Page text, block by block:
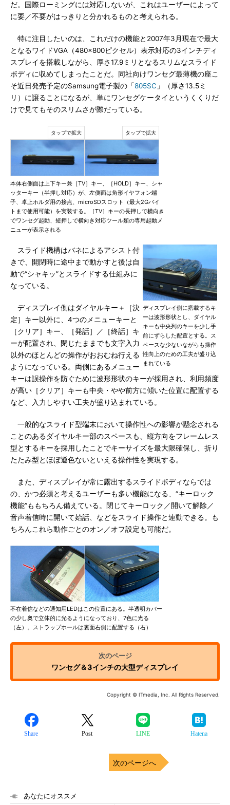
だ。国際ローミングには対応しないが、これはユーザーによって
に要／不要がはっきりと分かれるものと考えられる。
特に注目したいのは、これだけの機能と2007年3月現在で最大
となるワイドVGA（480×800ピクセル）表示対応の3インチディ
スプレイを搭載しながら、厚さ17.9ミリとなるスリムなスライド
ボディに収めてしまったことだ。同社向けワンセグ最薄機の座こ
そ近日発売予定のSamsung電子製の「805SC 」（厚さ13.5ミ
リ）に譲ることになるが、単にワンセグケータイというくくりだ
けで見てもそのスリムさが際だっている。
本体右側面は上下キー兼［TV］キー、［HOLD］キー、シャ
ッターキー（半押し対応）が、左側面は角形イヤフォン端
子、卓上ホルダ用の接点、microSDスロット（最大2Gバイ
トまで使用可能）を実装する。［TV］キーの長押しで横向き
でワンセグ起動、短押しで横向き対応ツール類の専用起動メ
ニューが表示される
ディスプレイ側に搭載するキ
ーは波形形状とし、ダイヤル
キーも中央列のキーを少し手
前にずらした配置とする。ス
ペースな少ないながらも操作
性向上のための工夫が盛り込
まれている
スライド機構はバネによるアシスト付
きで、開閉時に途中まで動かすと後は自
動で“シャキッ”とスライドする仕組みに
なっている。
ディスプレイ側はダイヤルキー＋［決
定］キー以外に、4つのメニューキーと
［クリア］キー、［発話］／［終話］キ
ーが配置され、閉じたままでも文字入力
以外のほとんどの操作がおおむね行える
ようになっている。両側にあるメニュー
キーは誤操作を防ぐために波形形状のキーが採用され、利用頻度
が高い［クリア］キーも中央・やや前方に傾いた位置に配置する
など、入力しやすい工夫が盛り込まれている。
一般的なスライド型端末において操作性への影響が懸念される
ことのあるダイヤルキー部のスペースも、縦方向をフレームレス
型とするキーを採用したことでキーサイズを最大限確保し、折り
たたみ型とほぼ遜色ないといえる操作性を実現する。
また、ディスプレイが常に露出するスライドボディならでは
の、かつ必須と考えるユーザーも多い機能になる、“キーロック
機能”ももちろん備えている。閉じてキーロック／開いて解除／
音声着信時に開いて始話、などをスライド操作と連動できる。も
ちろんこれら動作ごとのオン／オフ設定も可能だ。
不在着信などの通知用LEDはこの位置にある。半透明カバー
の少し奥で立体的に光るようになっており、7色に光る
（左）。ストラップホールは裏面右側に配置する（右）
ワンセグ＆3インチの大型ディスプレイ
Copyright © ITmedia, Inc. All Rights Reserved.
Share Post LINE Hatena
次のページへ
あなたにオススメ